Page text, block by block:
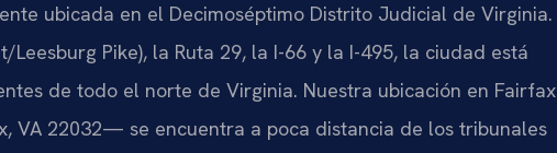
ubicada en el Decimoséptimo Distrito Judicial de Virginia.
Leesburg Pike), la Ruta 29, la I-66 y la I-495, la ciudad está
de todo el norte de Virginia. Nuestra ubicación en Fairfax
VA 22032— se encuentra a poca distancia de los tribunales